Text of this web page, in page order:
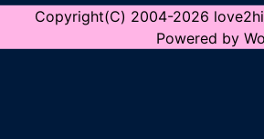
Copyright(C) 2004-2026
Powered by